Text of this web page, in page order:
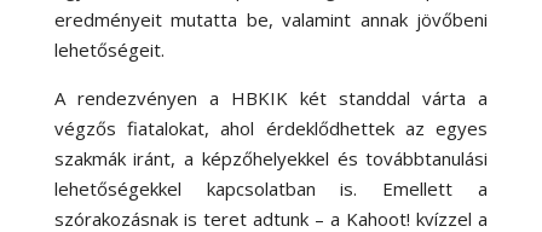
eredményeit mutatta be, valamint annak jövőbeni
lehetőségeit.
A rendezvényen a HBKIK két standdal várta a
végzős fiatalokat, ahol érdeklődhettek az egyes
szakmák iránt, a képzőhelyekkel és továbbtanulási
lehetőségekkel kapcsolatban is. Emellett a
szórakozásnak is teret adtunk – a Kahoot! kvízzel a